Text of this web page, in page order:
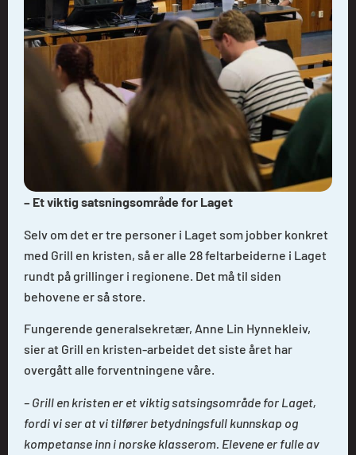
– Et viktig satsningsområde for Laget
Selv om det er tre personer i Laget som jobber konkret
med Grill en kristen, så er alle 28 feltarbeiderne i Laget
rundt på grillinger i regionene. Det må til siden
behovene er så store.
Fungerende generalsekretær, Anne Lin Hynnekleiv,
sier at Grill en kristen-arbeidet det siste året har
overgått alle forventningene våre.
– Grill en kristen er et viktig satsingsområde for Laget,
fordi vi ser at vi tilfører betydningsfull kunnskap og
kompetanse inn i norske klasserom. Elevene er fulle av